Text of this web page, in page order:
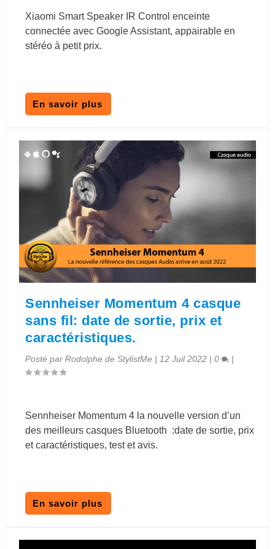
Xiaomi Smart Speaker IR Control enceinte
connectée avec Google Assistant, appairable en
stéréo à petit prix.
En savoir plus
Sennheiser Momentum 4 casque
sans fil: date de sortie, prix et
caractéristiques.
Posté parRodolphe de StylistMe | 12 Juil 2022 |0 |
Sennheiser Momentum 4 la nouvelle version d’un
des meilleurs casques Bluetooth :date de sortie, prix
et caractéristiques, test et avis.
En savoir plus